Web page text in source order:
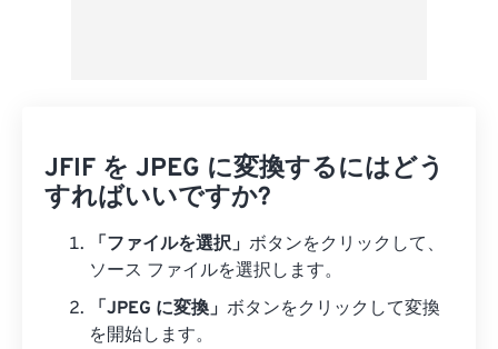
JFIF を JPEG に変換するにはどう
すればいいですか?
「ファイルを選択」 ボタンをクリックして、
ソース ファイルを選択します。
「JPEG に変換」 ボタンをクリックして変換
を開始します。